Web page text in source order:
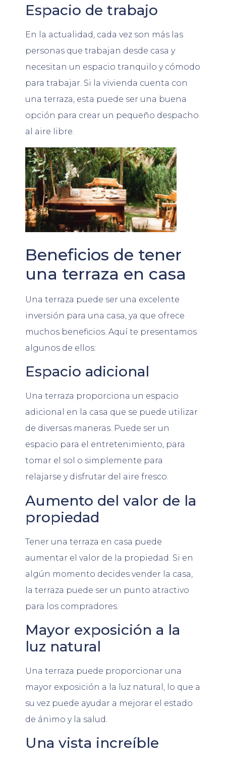
Espacio de trabajo
En la actualidad, cada vez son más las
personas que trabajan desde casa y
necesitan un espacio tranquilo y cómodo
para trabajar. Si la vivienda cuenta con
una terraza, esta puede ser una buena
opción para crear un pequeño despacho
al aire libre.
Beneficios de tener
una terraza en casa
Una terraza puede ser una excelente
inversión para una casa, ya que ofrece
muchos beneficios. Aquí te presentamos
algunos de ellos:
Espacio adicional
Una terraza proporciona un espacio
adicional en la casa que se puede utilizar
de diversas maneras. Puede ser un
espacio para el entretenimiento, para
tomar el sol o simplemente para
relajarse y disfrutar del aire fresco.
Aumento del valor de la
propiedad
Tener una terraza en casa puede
aumentar el valor de la propiedad. Si en
algún momento decides vender la casa,
la terraza puede ser un punto atractivo
para los compradores.
Mayor exposición a la
luz natural
Una terraza puede proporcionar una
mayor exposición a la luz natural, lo que a
su vez puede ayudar a mejorar el estado
de ánimo y la salud.
Una vista increíble